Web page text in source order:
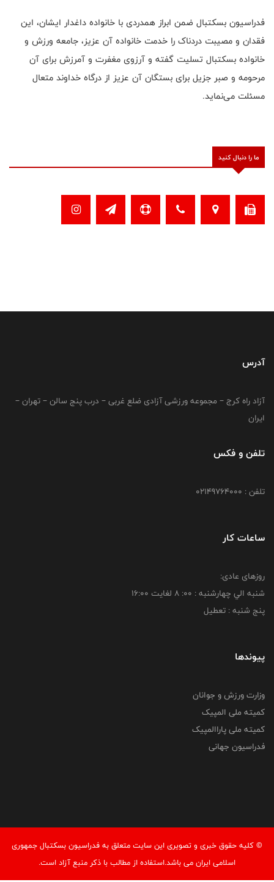
فدراسیون بسکتبال ضمن ابراز همدردی با خانواده داغدار ایشان، این
فقدان و مصیبت دردناک را خدمت خانواده آن عزیز، جامعه ورزش و
خانواده بسکتبال تسلیت گفته و آرزوی مغفرت و آمرزش برای آن
مرحومه و صبر جزیل برای بستگان آن عزیز از درگاه خداوند متعال
مسئلت می‌نماید.
ما را دنبال کنید
آدرس
آزاد راه کرج – مجموعه ورزشی آزادی ضلع غربی – درب پنج سالن – تهران –
ایران
تلفن و فکس
تلفن : 02149764000
ساعات کار
روزهای عادی:
شنبه الي چهارشنبه : 00: 8 لغايت 16:00
پنج شنبه : تعطیل
پیوندها
وزارت ورزش و جوانان
کمیته ملی المپیک
کمیته ملی پاراالمپیک
فدراسیون جهانی
© کليه حقوق خبری و تصويری اين سايت متعلق به فدراسیون بسکتبال جمهوری
اسلامی ایران می باشد.استفاده از مطالب با ذكر منبع آزاد است.